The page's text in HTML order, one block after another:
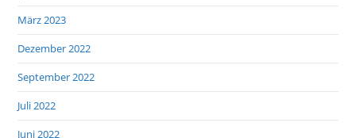
März 2023
Dezember 2022
September 2022
Juli 2022
Juni 2022